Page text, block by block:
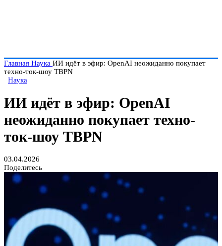
Главная Наука ИИ идёт в эфир: OpenAI неожиданно покупает
техно-ток-шоу TBPN
Наука
ИИ идёт в эфир: OpenAI
неожиданно покупает техно-
ток-шоу TBPN
03.04.2026
Поделитесь